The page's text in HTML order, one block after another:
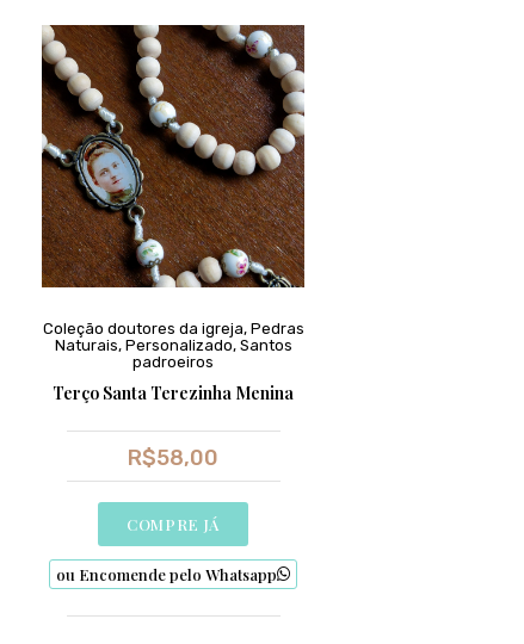
Coleção doutores da igreja, Pedras
Naturais, Personalizado, Santos
padroeiros
Terço Santa Terezinha Menina
R$58,00
COMPRE JÁ
ou Encomende pelo Whatsapp